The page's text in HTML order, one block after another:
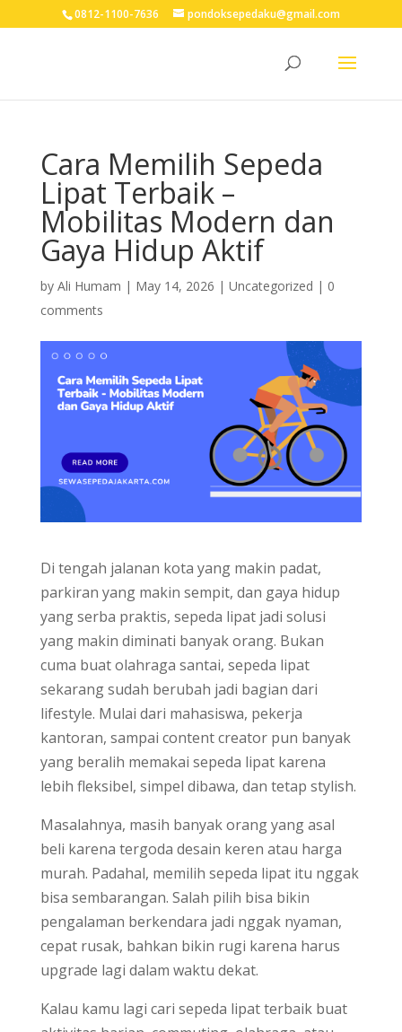
0812-1100-7636 pondoksepedaku@gmail.com
Cara Memilih Sepeda
Lipat Terbaik –
Mobilitas Modern dan
Gaya Hidup Aktif
by Ali Humam | May 14, 2026 | Uncategorized | 0
comments
Di tengah jalanan kota yang makin padat,
parkiran yang makin sempit, dan gaya hidup
yang serba praktis, sepeda lipat jadi solusi
yang makin diminati banyak orang. Bukan
cuma buat olahraga santai, sepeda lipat
sekarang sudah berubah jadi bagian dari
lifestyle. Mulai dari mahasiswa, pekerja
kantoran, sampai content creator pun banyak
yang beralih memakai sepeda lipat karena
lebih fleksibel, simpel dibawa, dan tetap stylish.
Masalahnya, masih banyak orang yang asal
beli karena tergoda desain keren atau harga
murah. Padahal, memilih sepeda lipat itu nggak
bisa sembarangan. Salah pilih bisa bikin
pengalaman berkendara jadi nggak nyaman,
cepat rusak, bahkan bikin rugi karena harus
upgrade lagi dalam waktu dekat.
Kalau kamu lagi cari sepeda lipat terbaik buat